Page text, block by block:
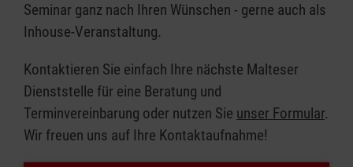
Seminar ganz nach Ihren Wünschen - gerne auch als
Inhouse-Veranstaltung.
Kontaktieren Sie einfach Ihre nächste Malteser
Dienststelle für eine Beratung und
Terminvereinbarung oder nutzen Sie unser Formular.
Wir freuen uns auf Ihre Kontaktaufnahme!